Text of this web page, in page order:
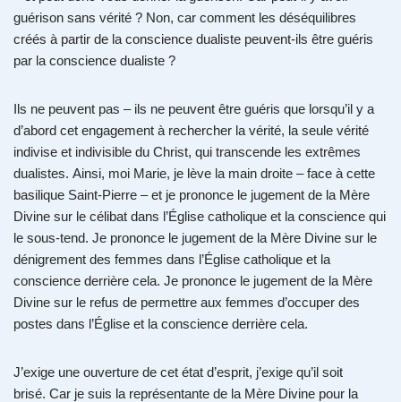
guérison sans vérité ? Non, car comment les déséquilibres
créés à partir de la conscience dualiste peuvent-ils être guéris
par la conscience dualiste ?
Ils ne peuvent pas – ils ne peuvent être guéris que lorsqu’il y a
d’abord cet engagement à rechercher la vérité, la seule vérité
indivise et indivisible du Christ, qui transcende les extrêmes
dualistes. Ainsi, moi Marie, je lève la main droite – face à cette
basilique Saint-Pierre – et je prononce le jugement de la Mère
Divine sur le célibat dans l’Église catholique et la conscience qui
le sous-tend. Je prononce le jugement de la Mère Divine sur le
dénigrement des femmes dans l’Église catholique et la
conscience derrière cela. Je prononce le jugement de la Mère
Divine sur le refus de permettre aux femmes d’occuper des
postes dans l’Église et la conscience derrière cela.
J’exige une ouverture de cet état d’esprit, j’exige qu’il soit
brisé. Car je suis la représentante de la Mère Divine pour la